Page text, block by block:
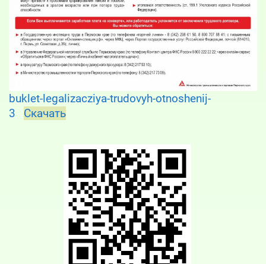
buklet-legalizacziya-trudovyh-otnoshenij-
3
Скачать